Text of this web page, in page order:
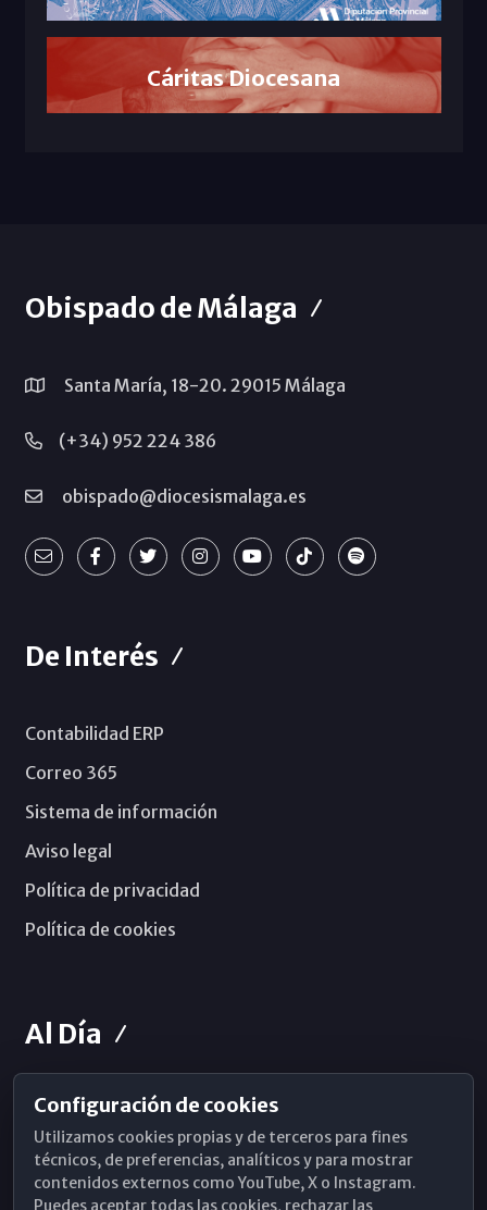
Cáritas Diocesana
Obispado de Málaga
Santa María, 18-20. 29015 Málaga
(+34) 952 224 386
obispado@diocesismalaga.es
De Interés
Contabilidad ERP
Correo 365
Sistema de información
Aviso legal
Política de privacidad
Política de cookies
Al Día
Horarios de Misa
Hemeroteca
WhatsApp
Configuración de cookies
Utilizamos cookies propias y de terceros para fines
técnicos, de preferencias, analíticos y para mostrar
contenidos externos como YouTube, X o Instagram.
Puedes aceptar todas las cookies, rechazar las